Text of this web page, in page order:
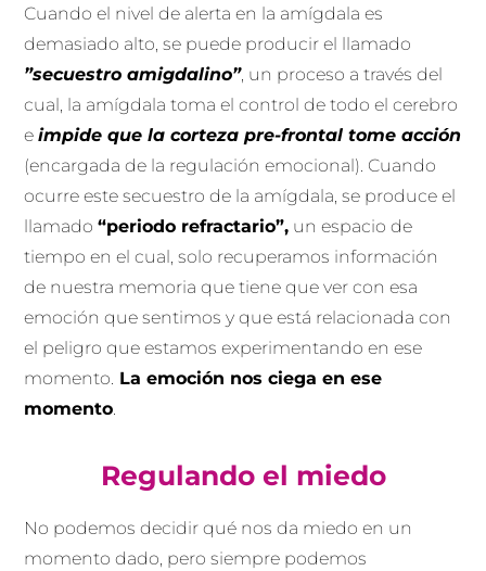
Cuando el nivel de alerta en la amígdala es
demasiado alto, se puede producir el llamado
”secuestro amigdalino”, un proceso a través del
cual, la amígdala toma el control de todo el cerebro
eimpide que la corteza pre-frontal tome acción
(encargada de la regulación emocional). Cuando
ocurre este secuestro de la amígdala, se produce el
llamado“periodo refractario”, un espacio de
tiempo en el cual, solo recuperamos información
de nuestra memoria que tiene que ver con esa
emoción que sentimos y que está relacionada con
el peligro que estamos experimentando en ese
momento. La emoción nos ciega en ese
momento.
Regulando el miedo
No podemos decidir qué nos da miedo en un
momento dado, pero siempre podemos